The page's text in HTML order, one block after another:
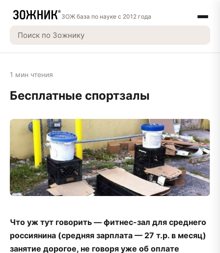
ЗОЖ база по науке с 2012 года
1 мин чтения
Бесплатные спортзалы
Что уж тут говорить — фитнес-зал для среднего
россиянина (средняя зарплата — 27 т.р. в месяц)
занятие дорогое, не говоря уже об оплате